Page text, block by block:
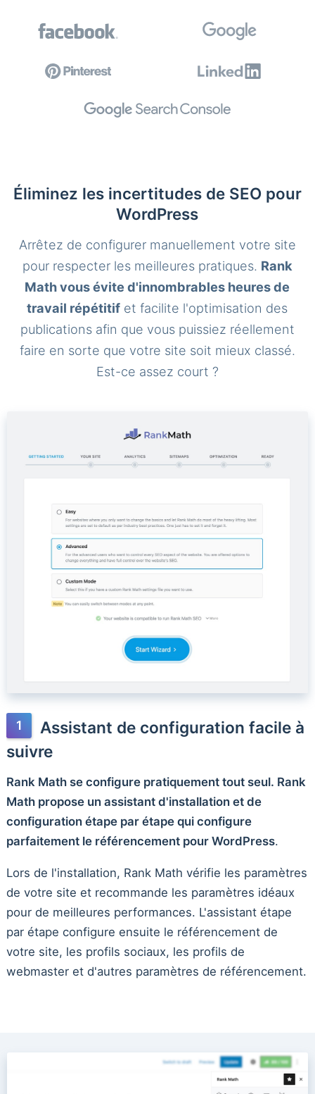
Éliminez les incertitudes de SEO pour
WordPress
Arrêtez de configurer manuellement votre site
pour respecter les meilleures pratiques. Rank
Math vous évite d'innombrables heures de
travail répétitif et facilite l'optimisation des
publications afin que vous puissiez réellement
faire en sorte que votre site soit mieux classé.
Est-ce assez court ?
Assistant de configuration facile à
suivre
Rank Math se configure pratiquement tout seul. Rank
Math propose un assistant d'installation et de
configuration étape par étape qui configure
parfaitement le référencement pour WordPress.
Lors de l'installation, Rank Math vérifie les paramètres
de votre site et recommande les paramètres idéaux
pour de meilleures performances. L'assistant étape
par étape configure ensuite le référencement de
votre site, les profils sociaux, les profils de
webmaster et d'autres paramètres de référencement.